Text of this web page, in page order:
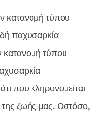
κατανομή τύπου
παχυσαρκία
κατανομή τύπου
που κληρονομείται
της ζωής μας. Ωστόσο,